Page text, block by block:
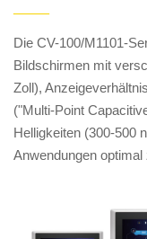
——
Die CV-100/M1101-
Bildschirmen mit
Zoll),
("Multi-Point
Helligkeiten (300-500
Anwendungen optimal